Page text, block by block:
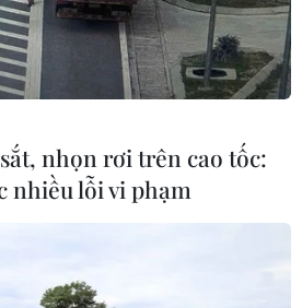
XÃ VIỆT NAM
DUẨN
THỊ TÁM, KHÚC THANH
Hỗ trợ
nhọn rơi trên cao tốc:
nhiều lỗi vi phạm